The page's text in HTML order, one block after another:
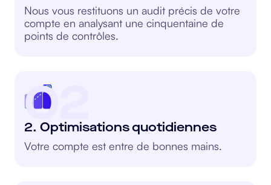
Nous vous restituons un audit précis de votre
compte en analysant une cinquentaine de
points de contrôles.
2. Optimisations quotidiennes
Votre compte est entre de bonnes mains.
02